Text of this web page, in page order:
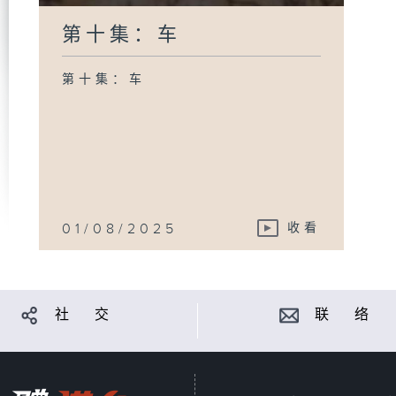
第十集：车
第十集：车
01/08/2025 收看
社 交 联 络